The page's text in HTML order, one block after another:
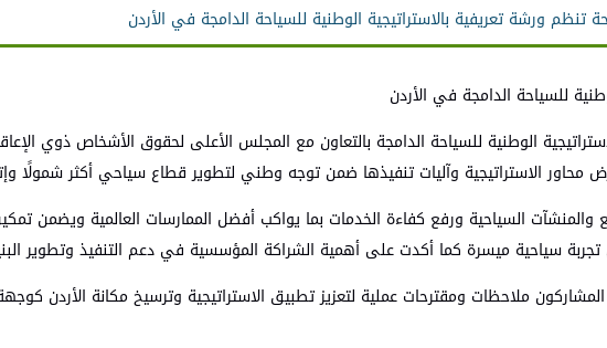
تنظم ورشة تعريفية بالاستراتيجية الوطنية للسياحة الدامجة في الأردن
للسياحة الدامجة في الأردن
الوطنية للسياحة الدامجة بالتعاون مع المجلس الأعلى لحقوق الأشخاص ذوي
الاستراتيجية وآليات تنفيذها ضمن توجه وطني لتطوير قطاع سياحي أكثر شمولًا
السياحية ورفع كفاءة الخدمات بما يواكب أفضل الممارسات العالمية ويضمن
سياحية ميسرة كما أكدت على أهمية الشراكة المؤسسية في دعم التنفيذ وتطوير
ملاحظات ومقترحات عملية لتعزيز تطبيق الاستراتيجية وترسيخ مكانة الأردن